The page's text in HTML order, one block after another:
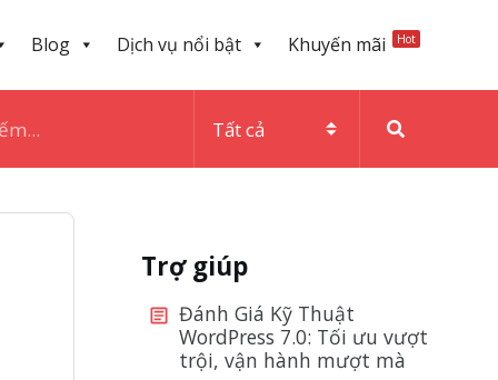
Blog Dịch vụ nổi bật Khuyến mãi Hot
Trợ giúp
Đánh Giá Kỹ Thuật
WordPress 7.0: Tối ưu vượt
trội, vận hành mượt mà